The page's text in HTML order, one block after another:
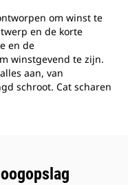
om winst te
en de korte
en de
winstgevend te zijn.
aan, van
schroot. Cat scharen